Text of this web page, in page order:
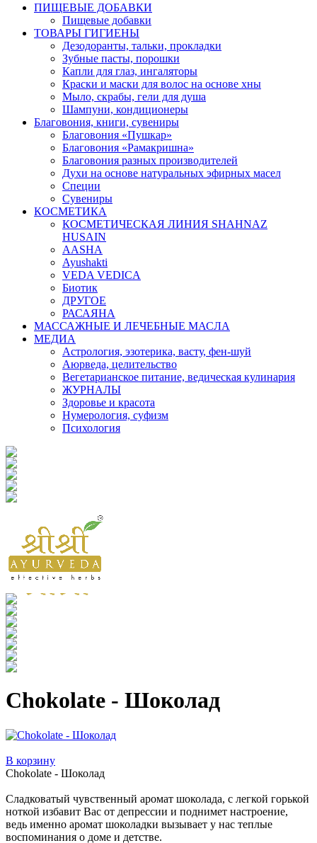
ПИЩЕВЫЕ ДОБАВКИ
Пищевые добавки
ТОВАРЫ ГИГИЕНЫ
Дезодоранты, тальки, прокладки
Зубные пасты, порошки
Капли для глаз, ингаляторы
Краски и маски для волос на основе хны
Мыло, скрабы, гели для душа
Шампуни, кондиционеры
Благовония, книги, сувениры
Благовония «Пушкар»
Благовония «Рамакришна»
Благовония разных производителей
Духи на основе натуральных эфирных масел
Специи
Сувениры
КОСМЕТИКА
КОСМЕТИЧЕСКАЯ ЛИНИЯ SHAHNAZ
HUSAIN
AASHA
Ayushakti
VEDA VEDICA
Биотик
ДРУГОЕ
РАСАЯНА
МАССАЖНЫЕ И ЛЕЧЕБНЫЕ МАСЛА
МЕДИА
Астрология, эзотерика, васту, фен-шуй
Аюрведа, целительство
Вегетарианское питание, ведическая кулинария
ЖУРНАЛЫ
Здоровье и красота
Нумерология, суфизм
Психология
Chokolate - Шоколад
В корзину
Chokolate - Шоколад
Сладковатый чувственный аромат шоколада, с легкой горькой
ноткой избавит Вас от депрессии и поднимет настроение,
ведь именно аромат шоколадки вызывает у нас теплые
воспоминания о доме и детстве.